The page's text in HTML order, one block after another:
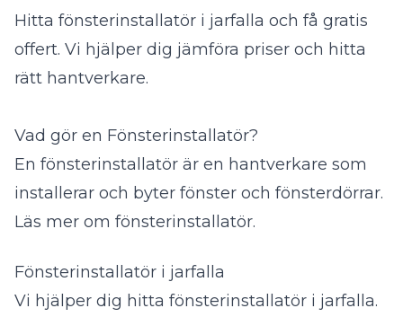
Hitta fönsterinstallatör i jarfalla och få gratis
offert. Vi hjälper dig jämföra priser och hitta
rätt hantverkare.
Vad gör en Fönsterinstallatör?
En fönsterinstallatör är en hantverkare som
installerar och byter fönster och fönsterdörrar.
Läs mer om fönsterinstallatör.
Fönsterinstallatör i jarfalla
Vi hjälper dig hitta fönsterinstallatör i jarfalla.